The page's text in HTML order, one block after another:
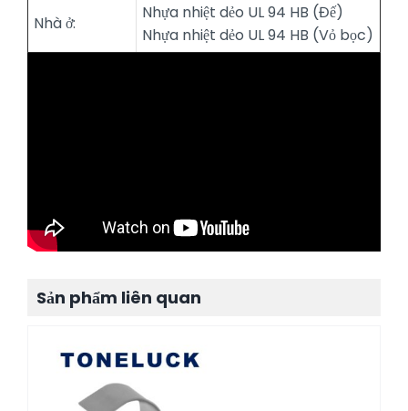
Nhà ở:
Nhựa nhiệt dẻo UL 94 HB (Đế)
Nhựa nhiệt dẻo UL 94 HB (Vỏ bọc)
Sản phẩm liên quan